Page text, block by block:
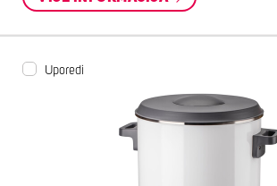
Uporedi